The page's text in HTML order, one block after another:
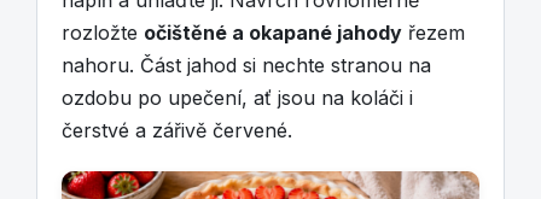
rozložte očištěné a okapané jahody řezem
nahoru. Část jahod si nechte stranou na
ozdobu po upečení, ať jsou na koláči i
čerstvé a zářivě červené.